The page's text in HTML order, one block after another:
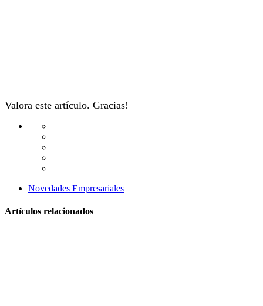
Valora este artículo. Gracias!
Novedades Empresariales
Artículos relacionados